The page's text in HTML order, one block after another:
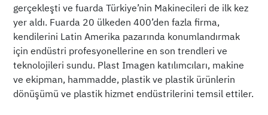
gerçekleşti ve fuarda Türkiye’nin Makinecileri de ilk kez
yer aldı. Fuarda 20 ülkeden 400’den fazla firma,
kendilerini Latin Amerika pazarında konumlandırmak
için endüstri profesyonellerine en son trendleri ve
teknolojileri sundu. Plast Imagen katılımcıları, makine
ve ekipman, hammadde, plastik ve plastik ürünlerin
dönüşümü ve plastik hizmet endüstrilerini temsil ettiler.